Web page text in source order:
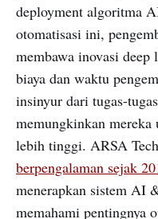
deployment algoritma
otomatisasi ini,
membawa inovasi deep
biaya dan waktu
insinyur dari tugas-
memungkinkan mereka
lebih tinggi. ARSA
berpengalaman sejak
menerapkan sistem AI
memahami pentingnya